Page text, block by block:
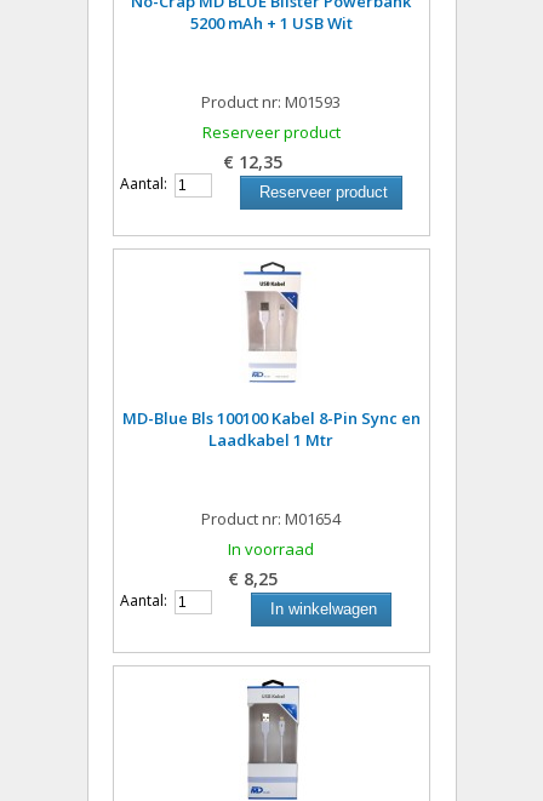
5200 mAh + 1 USB Wit
Product nr: M01593
Reserveer product
€ 12,35
Aantal: Reserveer product
MD-Blue Bls 100100 Kabel 8-Pin Sync en
Laadkabel 1 Mtr
Product nr: M01654
In voorraad
€ 8,25
Aantal: In winkelwagen